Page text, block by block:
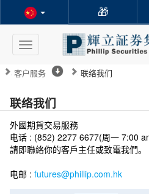
🎁
Toggle
navigation
客户服务 联络我们
联络我们
外國期貨交易服務
电话 : (852) 2277 6677(周一 7:00
請即聯絡你的客戶主任或致電我們。
电邮 : futures@phillip.com.hk